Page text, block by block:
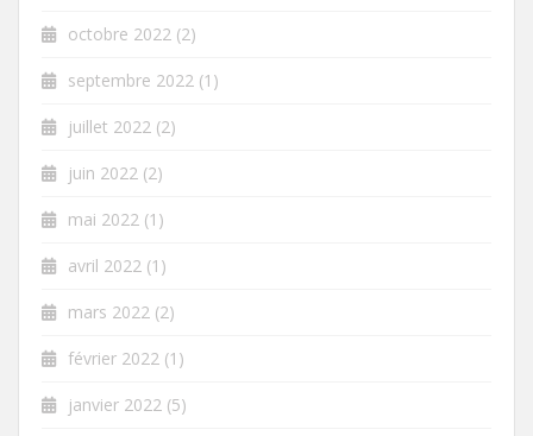
octobre 2022 (2)
septembre 2022 (1)
juillet 2022 (2)
juin 2022 (2)
mai 2022 (1)
avril 2022 (1)
mars 2022 (2)
février 2022 (1)
janvier 2022 (5)